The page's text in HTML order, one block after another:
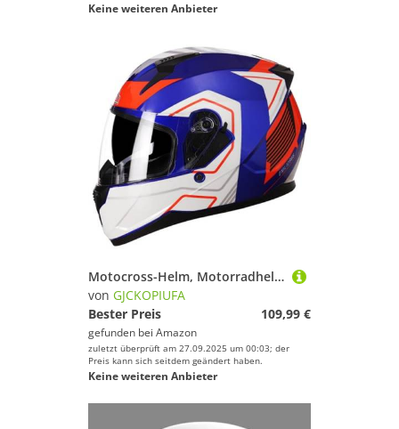
Keine weiteren Anbieter
Motocross-Helm, Motorradhelm Fullface Helm Mit Doppelvisier, ECE 22.06 Zertifiziert Integralhelm Für Damen Herren, Rollerhelm D,L/(59~60cm)
von GJCKOPIUFA
Bester Preis
109,99 €
gefunden bei Amazon
zuletzt überprüft am 27.09.2025 um 00:03; der
Preis kann sich seitdem geändert haben.
Keine weiteren Anbieter